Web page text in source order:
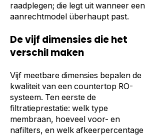
raadplegen; die legt uit wanneer een
aanrechtmodel überhaupt past.
De vijf dimensies die het
verschil maken
Vijf meetbare dimensies bepalen de
kwaliteit van een countertop RO-
systeem. Ten eerste de
filtratieprestatie: welk type
membraan, hoeveel voor- en
nafilters, en welk afkeerpercentage